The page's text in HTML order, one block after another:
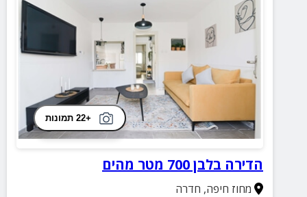
+22 תמונות
הדירה בלבן 700 מטר מהים
מחוז חיפה, חדרה